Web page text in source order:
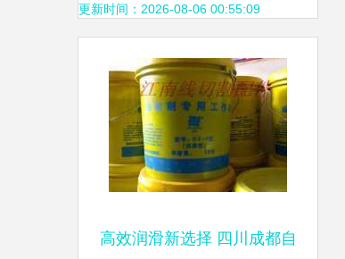
更新时间：2026-08-06 00:55:09
高效润滑新选择 四川成都自